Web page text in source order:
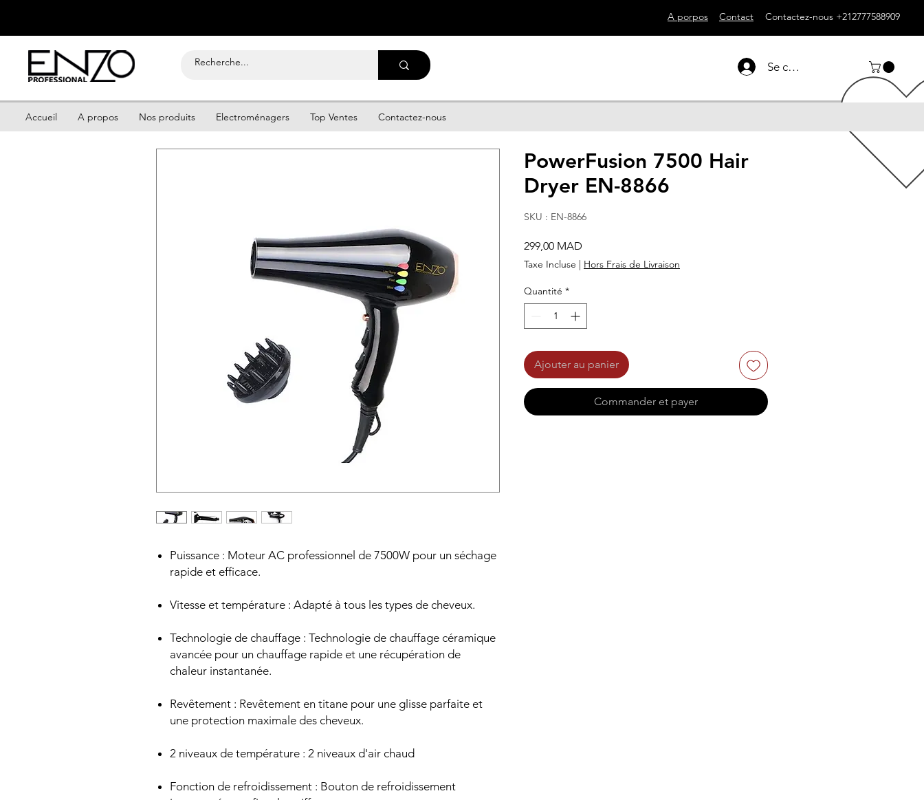
A porpos Contact Contactez-nous +212777588909
Se connecter
Accueil A propos Nos produits Electroménagers Top Ventes Contactez-nous
Puissance : Moteur AC professionnel de 7500W pour un séchage
rapide et efficace.
Vitesse et température : Adapté à tous les types de cheveux.
Technologie de chauffage : Technologie de chauffage céramique
avancée pour un chauffage rapide et une récupération de
chaleur instantanée.
Revêtement : Revêtement en titane pour une glisse parfaite et
une protection maximale des cheveux.
2 niveaux de température : 2 niveaux d'air chaud
Fonction de refroidissement : Bouton de refroidissement
PowerFusion 7500 Hair
Dryer EN-8866
SKU : EN-8866
299,00 MAD
Taxe Incluse | Hors Frais de Livraison
Quantité *
Ajouter au panier
Commander et payer